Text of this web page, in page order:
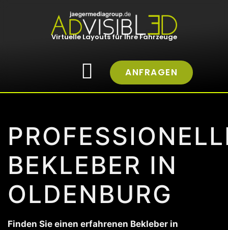
Virtuelle Layouts für Ihre Fahrzeuge
ANFRAGEN
BEKLEBER IN
OLDENBURG
Finden Sie einen erfahrenen Bekleber in